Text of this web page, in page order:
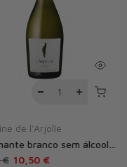
de l'Arjolle
€ 10,50 €